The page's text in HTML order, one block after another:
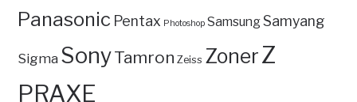
Panasonic Pentax Photoshop SamsungSamyang
Sigma SonyTamron Zeiss ZonerZ
PRAXE